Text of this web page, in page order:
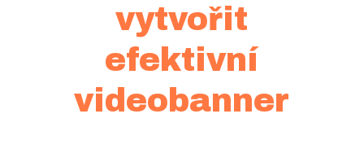
vytvořit
efektivní
videobanner